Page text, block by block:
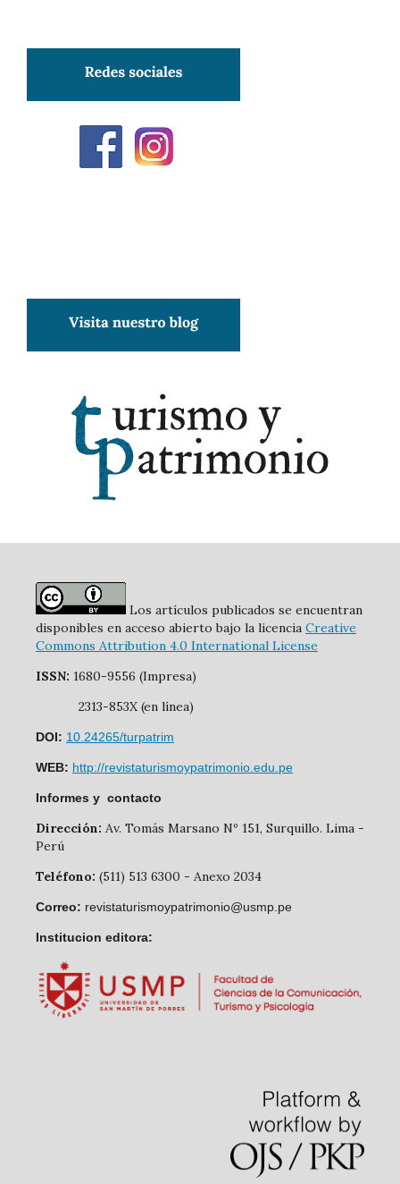
Los artículos publicados se encuentran
disponibles en acceso abierto bajo la licencia Creative
Commons Attribution 4.0 International License
ISSN: 1680-9556 (Impresa)
2313-853X (en línea)
DOI: 10.24265/turpatrim
WEB: http://revistaturismoypatrimonio.edu.pe
Informes y contacto
Dirección: Av. Tomás Marsano Nº 151, Surquillo. Lima -
Perú
Teléfono: (511) 513 6300 - Anexo 2034
Correo: revistaturismoypatrimonio@usmp.pe
Institucion editora: